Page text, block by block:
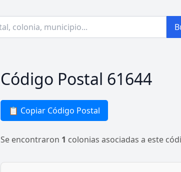
Código Postal 61644
📋 Copiar Código Postal
Se encontraron 1 colonias asociadas a este